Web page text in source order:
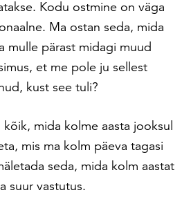
Kodu ostmine on väga
Ma ostan seda, mida
mulle pärast midagi muud
et me pole ju sellest
kust see tuli?
mida kolme aasta jooksul
mis ma kolm päeva tagasi
seda, mida kolm aastat
suur vastutus.